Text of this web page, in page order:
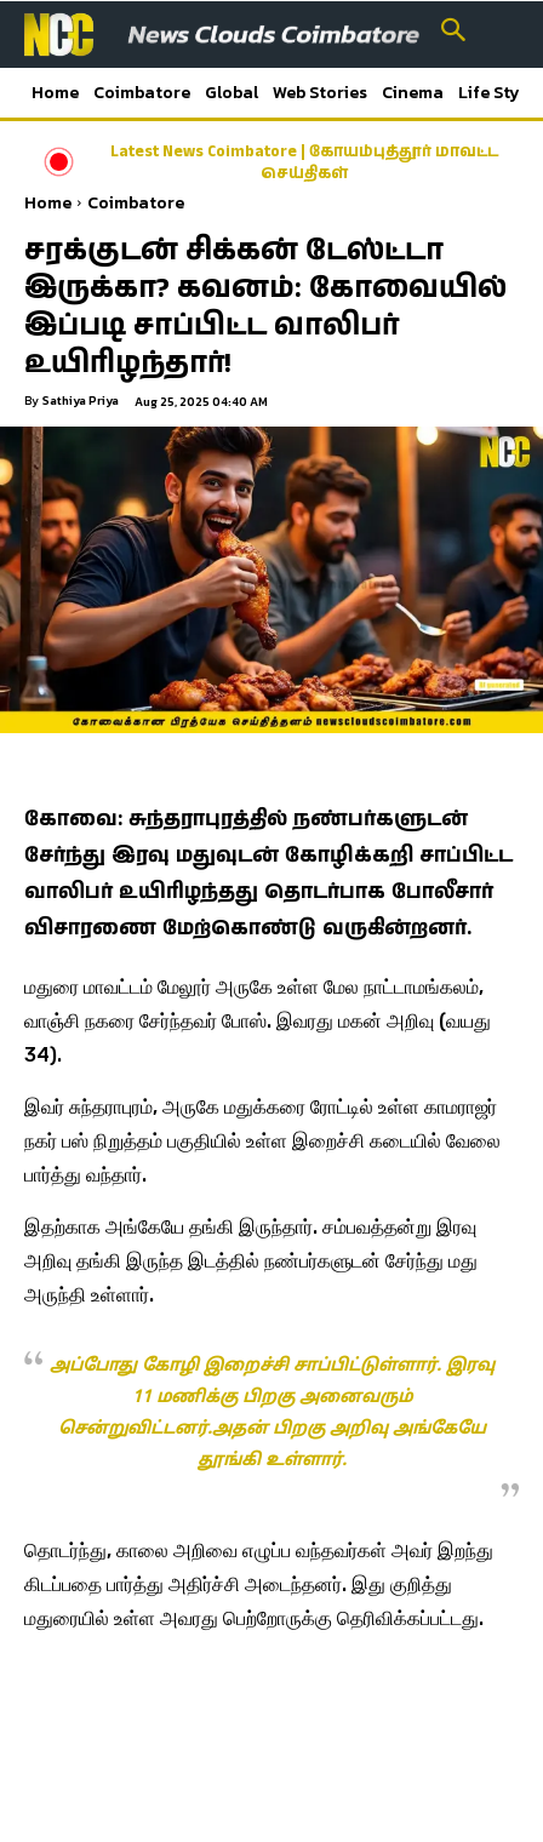
Home Coimbatore Global Web Stories Cinema Life Style
Latest News Coimbatore | கோயம்புத்தூர் மாவட்ட
செய்திகள்
Home Coimbatore
சரக்குடன் சிக்கன் டேஸ்ட்டா
இருக்கா? கவனம்: கோவையில்
இப்படி சாப்பிட்ட வாலிபர்
உயிரிழந்தார்!
By Sathiya Priya Aug 25, 2025 04:40 AM
கோவை: சுந்தராபுரத்தில் நண்பர்களுடன்
சேர்ந்து இரவு மதுவுடன் கோழிக்கறி சாப்பிட்ட
வாலிபர் உயிரிழந்தது தொடர்பாக போலீசார்
விசாரணை மேற்கொண்டு வருகின்றனர்.
மதுரை மாவட்டம் மேலூர் அருகே உள்ள மேல நாட்டாமங்கலம்,
வாஞ்சி நகரை சேர்ந்தவர் போஸ். இவரது மகன் அறிவு (வயது
34).
இவர் சுந்தராபுரம், அருகே மதுக்கரை ரோட்டில் உள்ள காமராஜர்
நகர் பஸ் நிறுத்தம் பகுதியில் உள்ள இறைச்சி கடையில் வேலை
பார்த்து வந்தார்.
இதற்காக அங்கேயே தங்கி இருந்தார். சம்பவத்தன்று இரவு
அறிவு தங்கி இருந்த இடத்தில் நண்பர்களுடன் சேர்ந்து மது
அருந்தி உள்ளார்.
அப்போது கோழி இறைச்சி சாப்பிட்டுள்ளார். இரவு
11 மணிக்கு பிறகு அனைவரும்
சென்றுவிட்டனர்.அதன் பிறகு அறிவு அங்கேயே
தூங்கி உள்ளார்.
தொடர்ந்து, காலை அறிவை எழுப்ப வந்தவர்கள் அவர் இறந்து
கிடப்பதை பார்த்து அதிர்ச்சி அடைந்தனர். இது குறித்து
மதுரையில் உள்ள அவரது பெற்றோருக்கு தெரிவிக்கப்பட்டது.